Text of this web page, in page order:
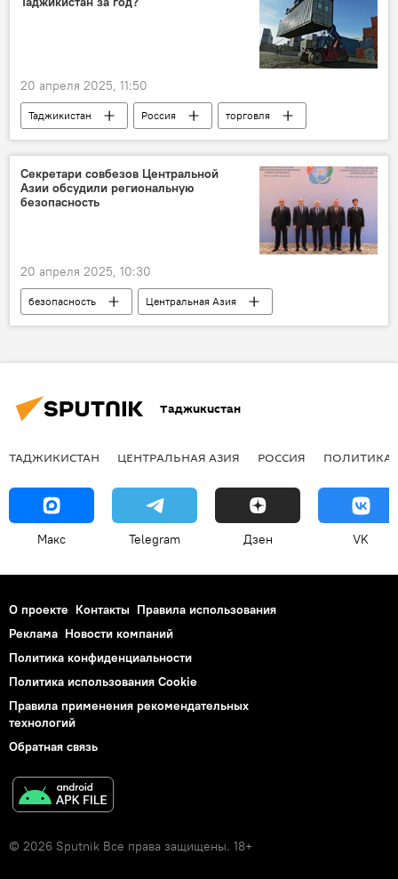
20 апреля 2025, 11:50
Таджикистан Россия
торговля
товарооборот
Экономика импорт
Секретари совбезов Центральной
Азии обсудили региональную
безопасность
20 апреля 2025, 10:30
безопасность
Центральная Азия
Самарканд
Таджикистан
Таджикистан
ТАДЖИКИСТАН ЦЕНТРАЛЬНАЯ АЗИЯ РОССИЯ ПОЛИТИКА
Макс Telegram Дзен VK
О проекте Контакты Правила использования
Реклама Новости компаний
Политика конфиденциальности
Политика использования Cookie
Правила применения рекомендательных
технологий
Обратная связь
© 2026 Sputnik Все права защищены. 18+